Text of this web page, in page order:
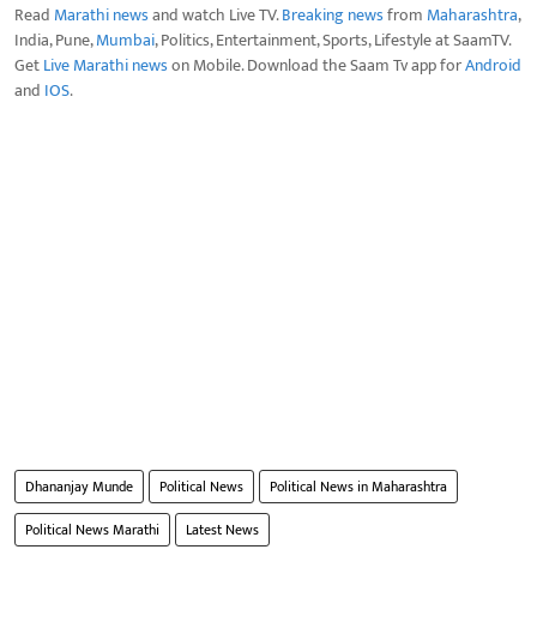
Read Marathi newsand watch Live TV.Breaking newsfrom Maharashtra,
India, Pune,Mumbai, Politics, Entertainment, Sports, Lifestyle at SaamTV.
GetLive Marathi newson Mobile. Download the Saam Tv app forAndroid
and IOS.
Dhananjay Munde Political News
Political News in Maharashtra
Political News Marathi
Latest News